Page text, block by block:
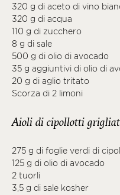
320 g di aceto di vino
320 g di acqua
110 g di zucchero
8 g di sale
500 g di olio di avocado
35 g aggiuntivi di olio di
20 g di aglio tritato
Scorza di 2 limoni
Aioli di cipollotti
275 g di foglie verdi di
125 g di olio di avocado
2 tuorli
3,5 g di sale kosher